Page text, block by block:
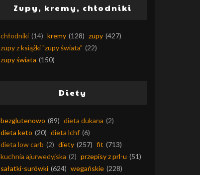
Zupy, kremy, chłodniki
chłodniki (14) kremy (128) zupy (427)
zupy z książki "zupy świata" (22)
zupy świata (150)
Diety
bezglutenowo (89) dieta dukana (2)
dieta keto (20) dieta lchf (6)
dieta low carb (2) diety (257) fit (713)
kuchnia ajurwedyjska (2) przepisy z prl-u (51)
sałatki-surówki (624) wegańskie (228)